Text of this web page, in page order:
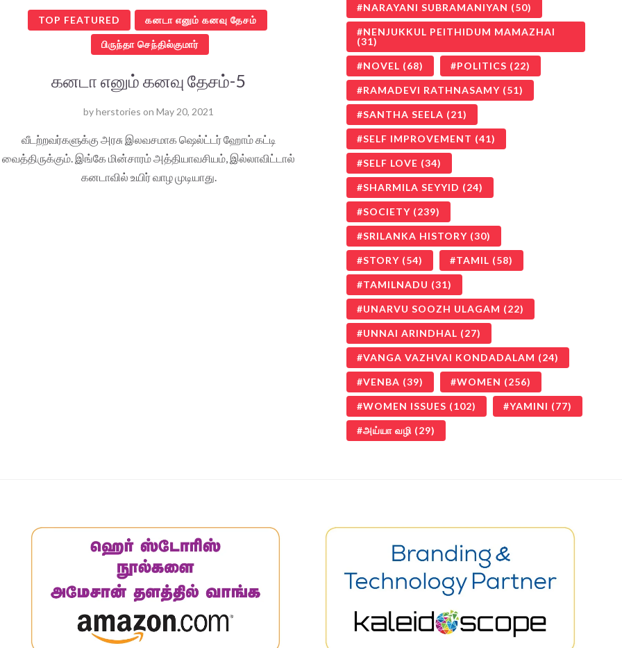
TOP FEATURED கனடா எனும் கனவு தேசம்
பிருந்தா செந்தில்குமார்
கனடா எனும் கனவு தேசம்-5
byherstories on May 20, 2021
வீடற்றவர்களுக்கு அரசு இலவசமாக ஷெல்ட்டர் ஹோம் கட்டி
வைத்திருக்கும். இங்கே மின்சாரம் அத்தியாவசியம், இல்லாவிட்டால்
கனடாவில் உயிர் வாழ முடியாது.
NARAYANI SUBRAMANIYAN (50)
NENJUKKUL PEITHIDUM MAMAZHAI
(31)
NOVEL (68) POLITICS (22)
RAMADEVI RATHNASAMY (51)
SANTHA SEELA (21)
SELF IMPROVEMENT (41)
SELF LOVE (34)
SHARMILA SEYYID (24)
SOCIETY (239)
SRILANKA HISTORY (30)
STORY (54) TAMIL (58)
TAMILNADU (31)
UNARVU SOOZH ULAGAM (22)
UNNAI ARINDHAL (27)
VANGA VAZHVAI KONDADALAM (24)
VENBA (39) WOMEN (256)
WOMEN ISSUES (102) YAMINI (77)
அய்யா வழி (29)